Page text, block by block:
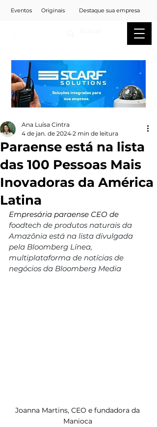
Eventos Originais Destaque sua empresa
Paraense está na lista
das 100 Pessoas Mais
Inovadoras da América
Latina
Ana Luísa Cintra
4 de jan. de 2024 2 min de leitura
Empresária paraense CEO de
foodtech de produtos naturais da
Amazônia está na lista divulgada
pela Bloomberg Línea,
multiplataforma de notícias de
negócios da Bloomberg Media
Joanna Martins, CEO e fundadora da
Manioca